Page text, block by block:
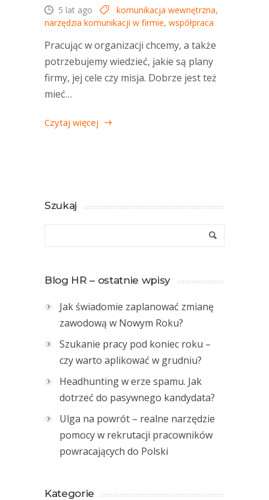
5 lat ago komunikacja wewnętrzna,
narzędzia komunikacji w firmie, współpraca
Pracując w organizacji chcemy, a także
potrzebujemy wiedzieć, jakie są plany
firmy, jej cele czy misja. Dobrze jest też
mieć…
Czytaj więcej
Szukaj
Blog HR – ostatnie wpisy
Jak świadomie zaplanować zmianę
zawodową w Nowym Roku?
Szukanie pracy pod koniec roku –
czy warto aplikować w grudniu?
Headhunting w erze spamu. Jak
dotrzeć do pasywnego kandydata?
Ulga na powrót – realne narzędzie
pomocy w rekrutacji pracowników
powracających do Polski
Kategorie